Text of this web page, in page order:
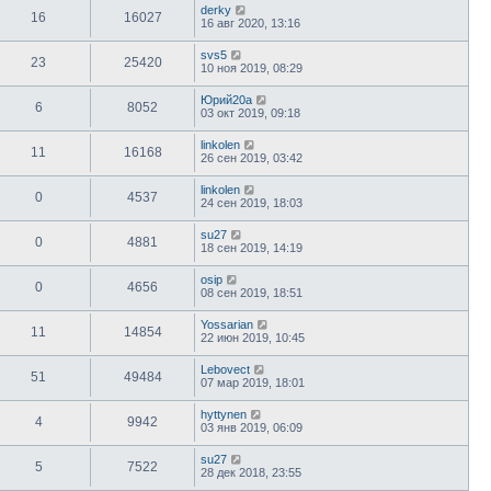
16 16027
derky
16 авг 2020, 13:16
23 25420
svs5
10 ноя 2019, 08:29
6 8052
Юрий20а
03 окт 2019, 09:18
11 16168
linkolen
26 сен 2019, 03:42
0 4537
linkolen
24 сен 2019, 18:03
0 4881
su27
18 сен 2019, 14:19
0 4656
osip
08 сен 2019, 18:51
11 14854
Yossarian
22 июн 2019, 10:45
51 49484
Lebovect
07 мар 2019, 18:01
4 9942
hyttynen
03 янв 2019, 06:09
5 7522
su27
28 дек 2018, 23:55